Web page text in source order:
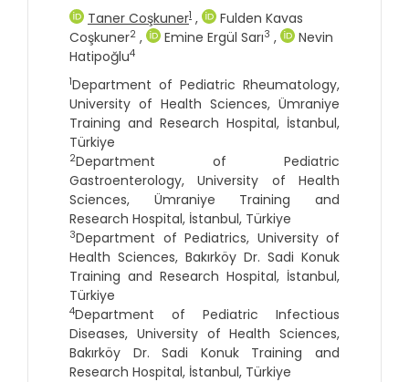
Taner Coşkuner1 ,
Fulden Kavas
Coşkuner2 , Emine Ergül Sarı3 ,
Nevin
Hatipoğlu4
1Department of Pediatric Rheumatology,
University of Health Sciences, Ümraniye
Training and Research Hospital, İstanbul,
Türkiye
2Department of Pediatric
Gastroenterology, University of Health
Sciences, Ümraniye Training and
Research Hospital, İstanbul, Türkiye
3Department of Pediatrics, University of
Health Sciences, Bakırköy Dr. Sadi Konuk
Training and Research Hospital, İstanbul,
Türkiye
4Department of Pediatric Infectious
Diseases, University of Health Sciences,
Bakırköy Dr. Sadi Konuk Training and
Research Hospital, İstanbul, Türkiye